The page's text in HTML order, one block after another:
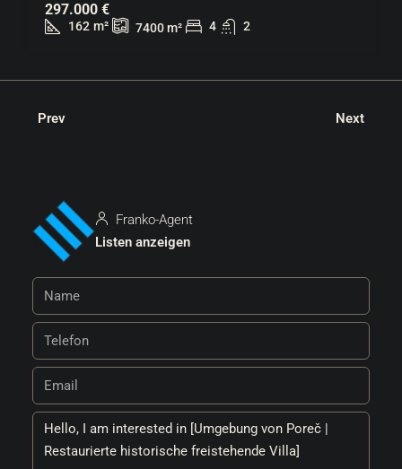
297.000 €
162 m² 7400m² 4 2
Prev Next
Franko-Agent
Listen anzeigen